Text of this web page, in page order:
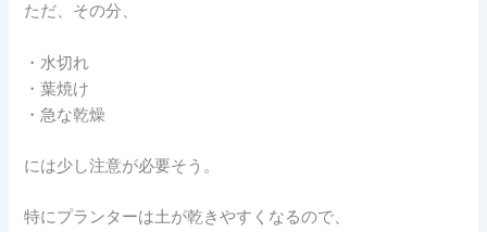
ただ、その分、
・水切れ
・葉焼け
・急な乾燥
には少し注意が必要そう。
特にプランターは土が乾きやすくなるので、